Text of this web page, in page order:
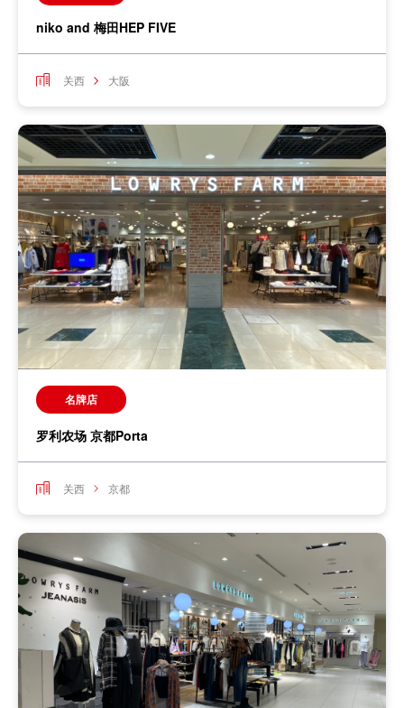
niko and 梅田HEP FIVE
关西 大阪
名牌店
罗利农场 京都Porta
关西 京都